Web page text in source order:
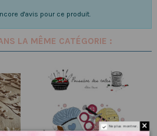
d'avis pour ce produit.
LA MÊME CATÉGORIE :
Ne plus montrer.